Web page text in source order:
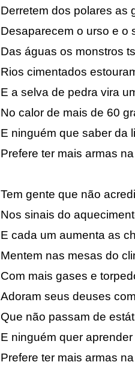
Derretem dos polares as
Desaparecem o urso e o
Das águas os monstros
Rios cimentados
E a selva de pedra vira
No calor de mais de 60
E ninguém que saber da
Prefere ter mais armas
Tem gente que não
Nos sinais do
E cada um aumenta as
Mentem nas mesas do
Com mais gases e
Adoram seus deuses
Que não passam de
E ninguém quer
Prefere ter mais armas